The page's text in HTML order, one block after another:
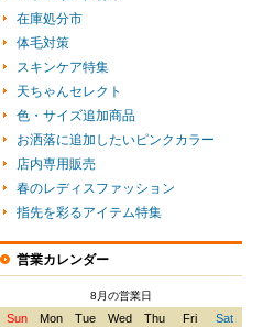
在庫処分市
体毛対策
スキンケア特集
天ちゃんセレクト
色・サイズ追加商品
お洒落に追加したいピンクカラー
店内専用販売
春のレディスファッション
指先を彩るアイテム特集
営業カレンダー
8月の営業日
Sun Mon Tue Wed Thu Fri Sat